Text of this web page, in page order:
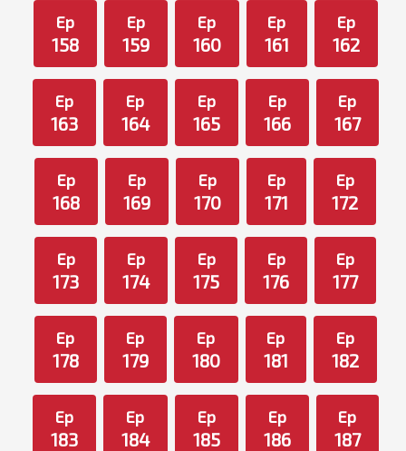
Ep
158
Ep
159
Ep
160
Ep
161
Ep
162
Ep
163
Ep
164
Ep
165
Ep
166
Ep
167
Ep
168
Ep
169
Ep
170
Ep
171
Ep
172
Ep
173
Ep
174
Ep
175
Ep
176
Ep
177
Ep
178
Ep
179
Ep
180
Ep
181
Ep
182
Ep
183
Ep
184
Ep
185
Ep
186
Ep
187